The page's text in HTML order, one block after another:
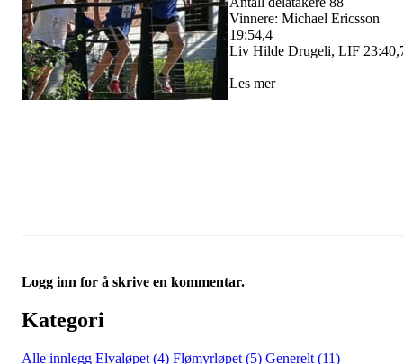
Vinnere: Michael Ericsson
19:54,4
Liv Hilde Drugeli, LIF
Les mer
Logg inn for å skrive en kommentar.
Kategori
Alle innlegg Elvaløpet (4) Flømyrløpet (5) Generelt (11)